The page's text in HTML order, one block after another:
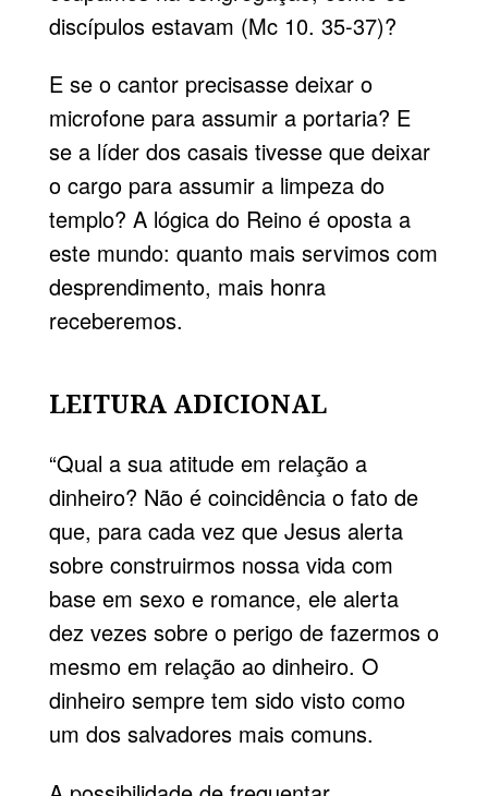
discípulos estavam (Mc 10. 35-37)?
E se o cantor precisasse deixar o
microfone para assumir a portaria? E
se a líder dos casais tivesse que deixar
o cargo para assumir a limpeza do
templo? A lógica do Reino é oposta a
este mundo: quanto mais servimos com
desprendimento, mais honra
receberemos.
LEITURA ADICIONAL
“Qual a sua atitude em relação a
dinheiro? Não é coincidência o fato de
que, para cada vez que Jesus alerta
sobre construirmos nossa vida com
base em sexo e romance, ele alerta
dez vezes sobre o perigo de fazermos o
mesmo em relação ao dinheiro. O
dinheiro sempre tem sido visto como
um dos salvadores mais comuns.